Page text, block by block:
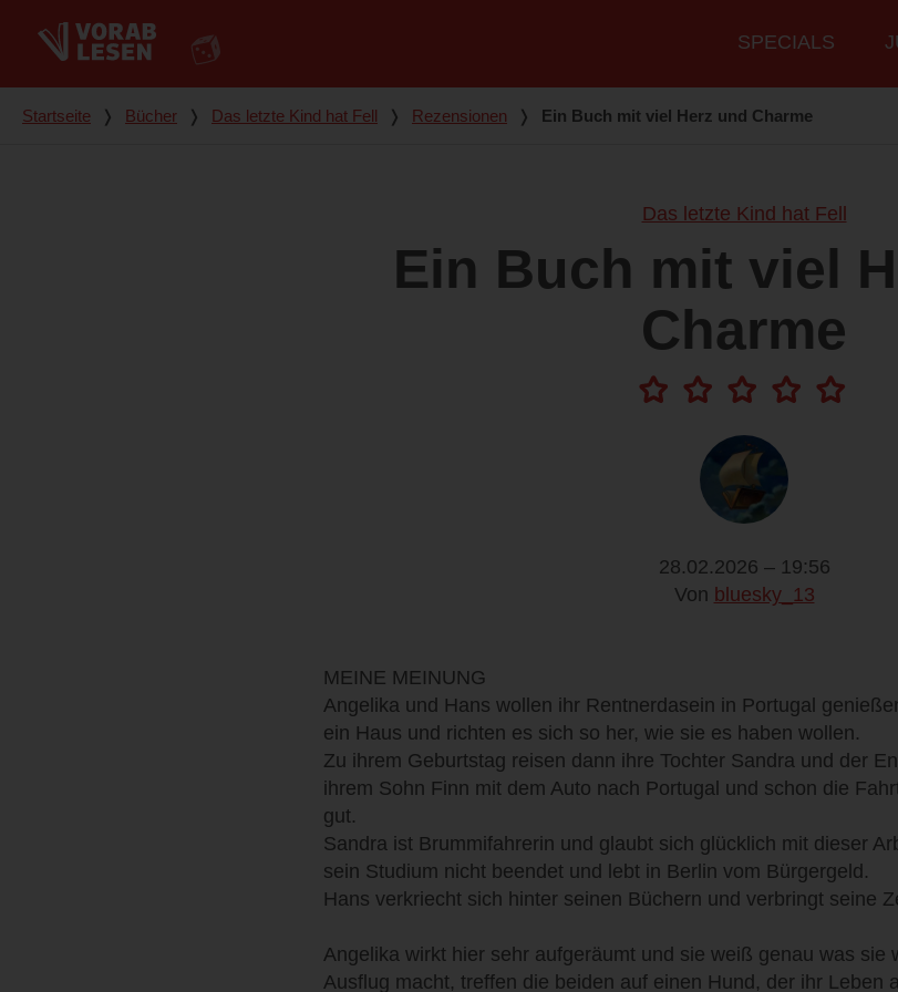
Hauptmenü
SPECIALS
Du bist hier
Startseite ❭ Bücher ❭ Das letzte Kind hat Fell ❭ Rezensionen ❭ Ein Buch mit viel Herz und Charme
Das letzte Kind hat Fell
Ein Buch mit viel
Charme
28.02.2026 – 19:56
Von bluesky_13
MEINE MEINUNG
Angelika und Hans wollen ihr Rentnerdasein in Portugal
ein Haus und richten es sich so her, wie sie es haben wollen.
Zu ihrem Geburtstag reisen dann ihre Tochter Sandra und der
ihrem Sohn Finn mit dem Auto nach Portugal und schon die
gut.
Sandra ist Brummifahrerin und glaubt sich glücklich mit dieser
sein Studium nicht beendet und lebt in Berlin vom Bürgergeld.
Hans verkriecht sich hinter seinen Büchern und verbringt seine
Angelika wirkt hier sehr aufgeräumt und sie weiß genau was sie
Ausflug macht, treffen die beiden auf einen Hund, der ihr Leben